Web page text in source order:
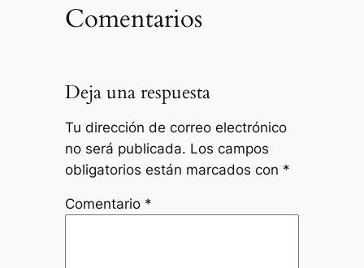
Comentarios
Deja una respuesta
Tu dirección de correo electrónico
no será publicada. Los campos
obligatorios están marcados con *
Comentario *